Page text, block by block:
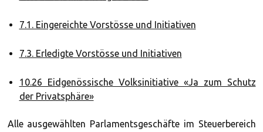
7.1. Eingereichte Vorstösse und Initiativen
7.3. Erledigte Vorstösse und Initiativen
10.26 Eidgenössische Volksinitiative «Ja zum Schutz
der Privatsphäre»
Alle ausgewählten Parlamentsgeschäfte im Steuerbereich